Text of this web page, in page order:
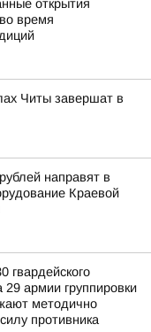
открытия
время
Читы завершат в
направят в
Краевой
гвардейского
29 армии группировки
методично
противника